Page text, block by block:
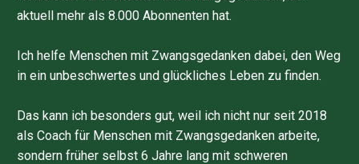
aktuell mehr als 8.000 Abonnenten hat.
Ich helfe Menschen mit Zwangsgedanken dabei, den Weg
in ein unbeschwertes und glückliches Leben zu finden.
Das kann ich besonders gut, weil ich nicht nur seit 2018
als Coach für Menschen mit Zwangsgedanken arbeite,
sondern früher selbst 6 Jahre lang mit schweren